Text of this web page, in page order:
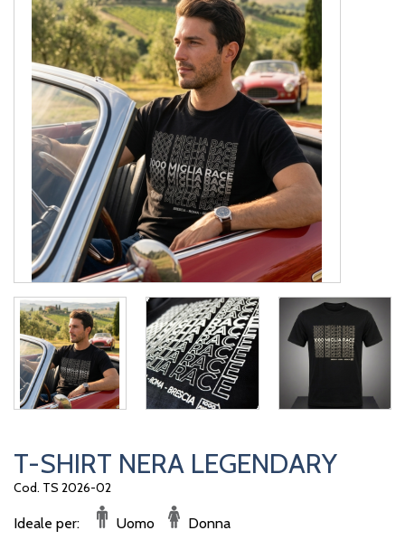
T-SHIRT NERA LEGENDARY
Cod. TS 2026-02
Ideale per: Uomo Donna